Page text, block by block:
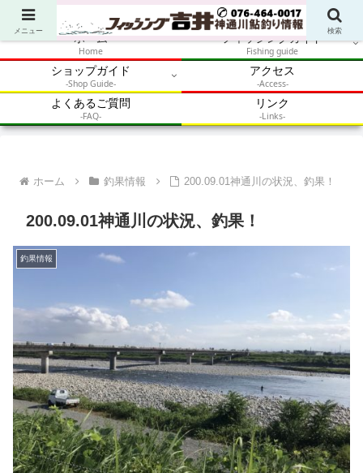
アウトドア・釣り・鮎・自然体験を加速させるメディア
ホーム
Home
フィッシングガイド
Fishing guide
ショップガイド
-Shop Guide-
アクセス
-Access-
よくあるご質問
-FAQ-
リンク
-Links-
ホーム 釣果情報 200.09.01神通川の状況、釣果！
200.09.01神通川の状況、釣果！
釣果情報
メニュー 検索